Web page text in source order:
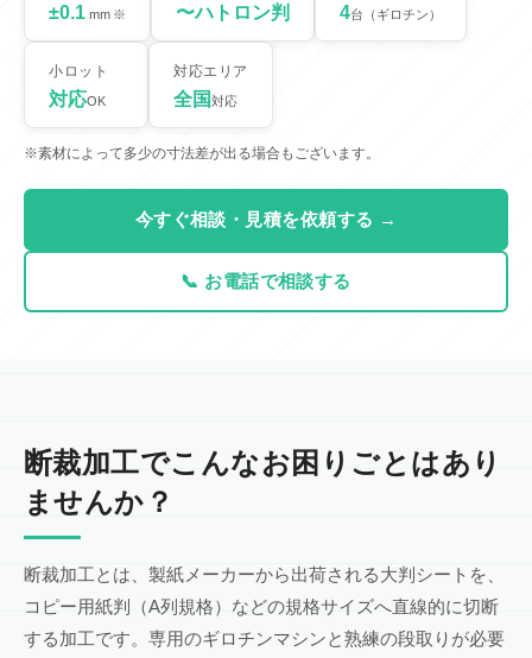
±0.1 mm ※ 〜ハトロン判 4台（ギロチン）
小ロット
対応OK
対応エリア
全国対応
※素材によって多少の寸法差が出る場合もございます。
今すぐ相談・見積を依頼する →
📞 お電話で相談する
断裁加工でこんなお困りごとはあり
ませんか？
断裁加工とは、製紙メーカーから出荷される大判シートを、
コピー用紙判（A列規格）などの規格サイズへ直線的に切断
する加工です。専用のギロチンマシンと熟練の段取りが必要